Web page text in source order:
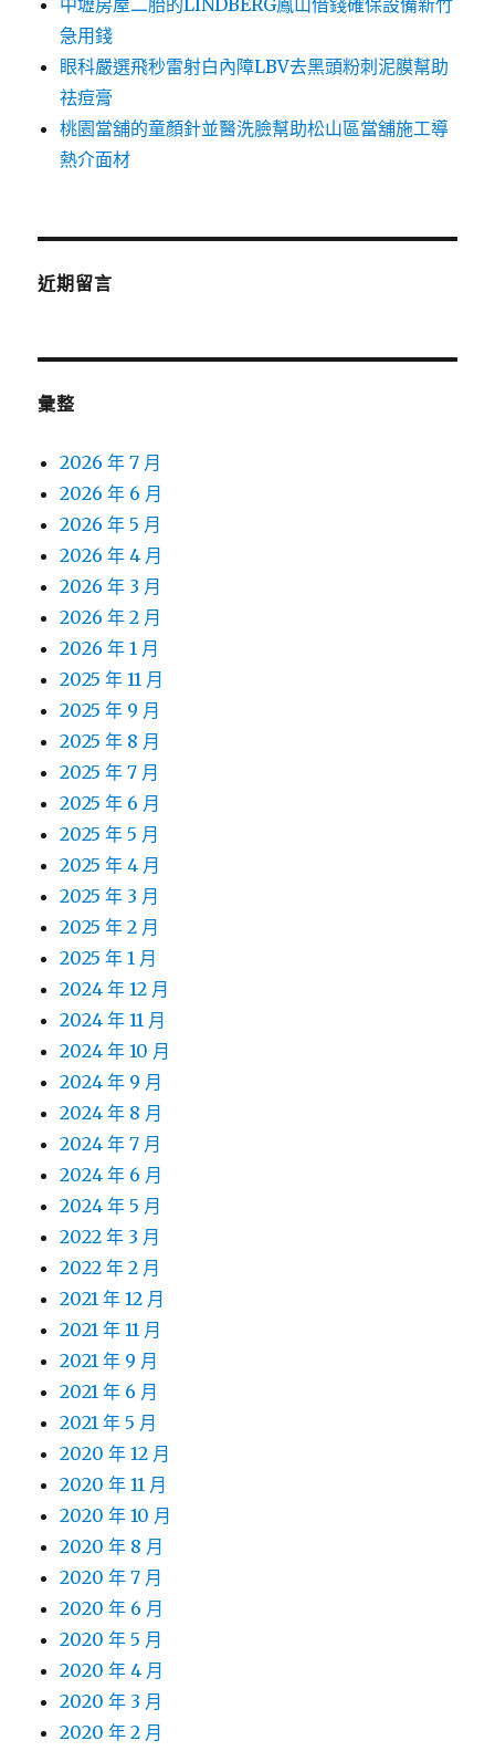
中壢房屋二胎的LINDBERG鳳山借錢確保設備新竹
急用錢
眼科嚴選飛秒雷射白內障LBV去黑頭粉刺泥膜幫助
祛痘膏
桃園當舖的童顏針並醫洗臉幫助松山區當舖施工導
熱介面材
近期留言
彙整
2026 年 7 月
2026 年 6 月
2026 年 5 月
2026 年 4 月
2026 年 3 月
2026 年 2 月
2026 年 1 月
2025 年 11 月
2025 年 9 月
2025 年 8 月
2025 年 7 月
2025 年 6 月
2025 年 5 月
2025 年 4 月
2025 年 3 月
2025 年 2 月
2025 年 1 月
2024 年 12 月
2024 年 11 月
2024 年 10 月
2024 年 9 月
2024 年 8 月
2024 年 7 月
2024 年 6 月
2024 年 5 月
2022 年 3 月
2022 年 2 月
2021 年 12 月
2021 年 11 月
2021 年 9 月
2021 年 6 月
2021 年 5 月
2020 年 12 月
2020 年 11 月
2020 年 10 月
2020 年 8 月
2020 年 7 月
2020 年 6 月
2020 年 5 月
2020 年 4 月
2020 年 3 月
2020 年 2 月